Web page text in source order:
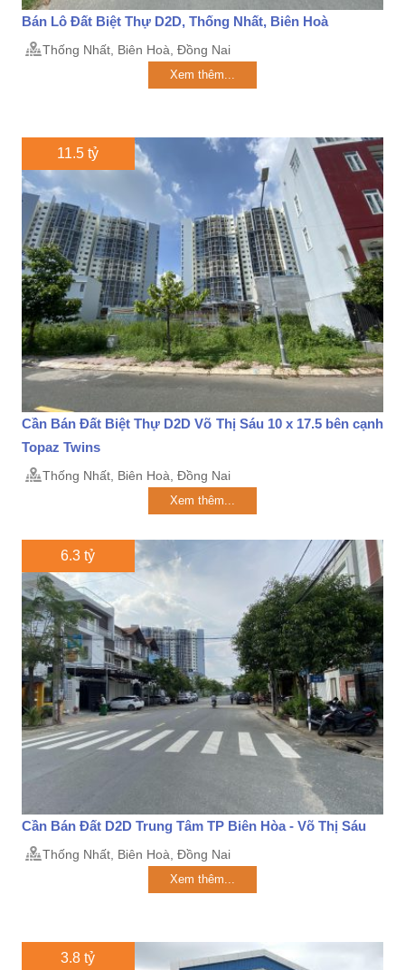
Bán Lô Đất Biệt Thự D2D, Thống Nhất, Biên Hoà
Thống Nhất, Biên Hoà, Đồng Nai
Xem thêm...
11.5 tỷ
Cần Bán Đất Biệt Thự D2D Võ Thị Sáu 10 x 17.5 bên cạnh
Topaz Twins
Thống Nhất, Biên Hoà, Đồng Nai
Xem thêm...
6.3 tỷ
Cần Bán Đất D2D Trung Tâm TP Biên Hòa - Võ Thị Sáu
Thống Nhất, Biên Hoà, Đồng Nai
Xem thêm...
3.8 tỷ